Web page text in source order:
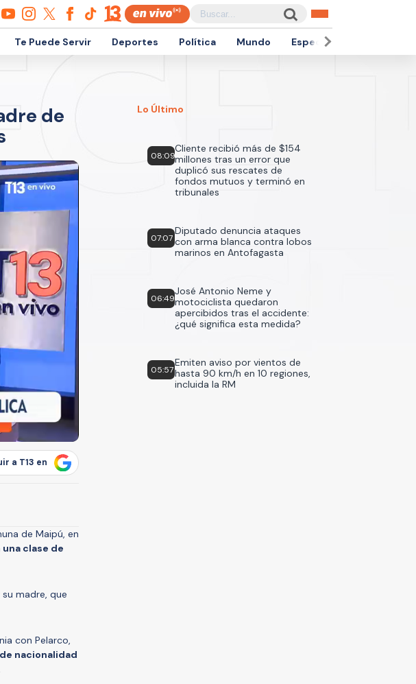
Te Puede Servir Deportes Política Mundo Espectáculos
de
a T13 en
de Maipú, en
clase de
madre, que
con Pelarco,
nacionalidad
Lo Último
08:09
Cliente recibió más de $154
millones tras un error que
duplicó sus rescates de
fondos mutuos y terminó en
tribunales
07:07
Diputado denuncia ataques
con arma blanca contra lobos
marinos en Antofagasta
06:49
José Antonio Neme y
motociclista quedaron
apercibidos tras el accidente:
¿qué significa esta medida?
05:57
Emiten aviso por vientos de
hasta 90 km/h en 10 regiones,
incluida la RM